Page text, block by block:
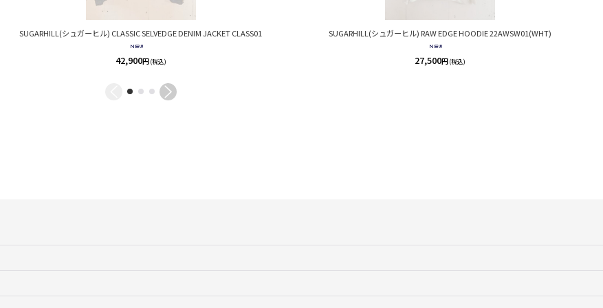
SUGARHILL(シュガーヒル) CLASSIC SELVEDGE DENIM JACKET CLASS01
42,900円(税込)
SUGARHILL(シュガーヒル) RAW EDGE HOODIE 22AWSW01(WHT)
27,500円(税込)